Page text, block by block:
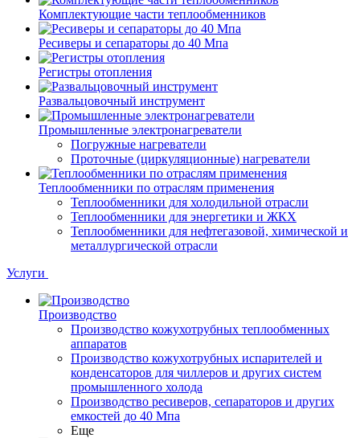
Комплектующие части теплообменников
Ресиверы и сепараторы до 40 Мпа
Регистры отопления
Развальцовочный инструмент
Промышленные электронагреватели
Погружные нагреватели
Проточные (циркуляционные) нагреватели
Теплообменники по отраслям применения
Теплообменники для холодильной отрасли
Теплообменники для энергетики и ЖКХ
Теплообменники для нефтегазовой, химической и
металлургической отрасли
Услуги
Производство
Производство кожухотрубных теплообменных
аппаратов
Производство кожухотрубных испарителей и
конденсаторов для чиллеров и других систем
промышленного холода
Производство ресиверов, сепараторов и других
емкостей до 40 Мпа
Еще